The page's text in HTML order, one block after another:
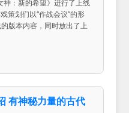
：新的希望》进行了上线
策划们以“作战会议”的形
版本内容，同时放出了上
有神秘力量的古代